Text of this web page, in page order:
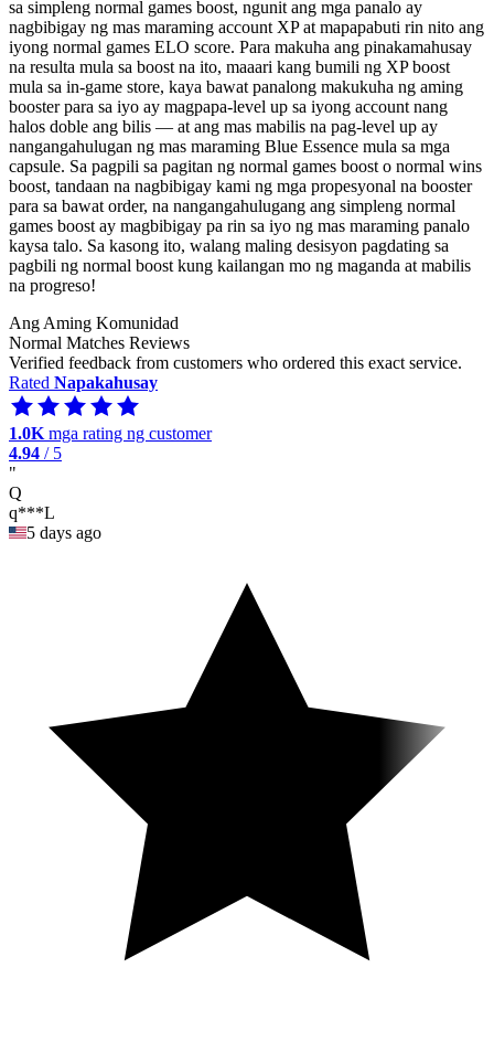
sa simpleng normal games boost, ngunit ang mga panalo ay
nagbibigay ng mas maraming account XP at mapapabuti rin nito ang
iyong normal games ELO score. Para makuha ang pinakamahusay
na resulta mula sa boost na ito, maaari kang bumili ng XP boost
mula sa in-game store, kaya bawat panalong makukuha ng aming
booster para sa iyo ay magpapa-level up sa iyong account nang
halos doble ang bilis — at ang mas mabilis na pag-level up ay
nangangahulugan ng mas maraming Blue Essence mula sa mga
capsule. Sa pagpili sa pagitan ng normal games boost o normal wins
boost, tandaan na nagbibigay kami ng mga propesyonal na booster
para sa bawat order, na nangangahulugang ang simpleng normal
games boost ay magbibigay pa rin sa iyo ng mas maraming panalo
kaysa talo. Sa kasong ito, walang maling desisyon pagdating sa
pagbili ng normal boost kung kailangan mo ng maganda at mabilis
na progreso!
Ang Aming Komunidad
Normal Matches Reviews
Verified feedback from customers who ordered this exact service.
Rated Napakahusay
1.0K mga rating ng customer
4.94 / 5
"
Q
q***L
5 days ago